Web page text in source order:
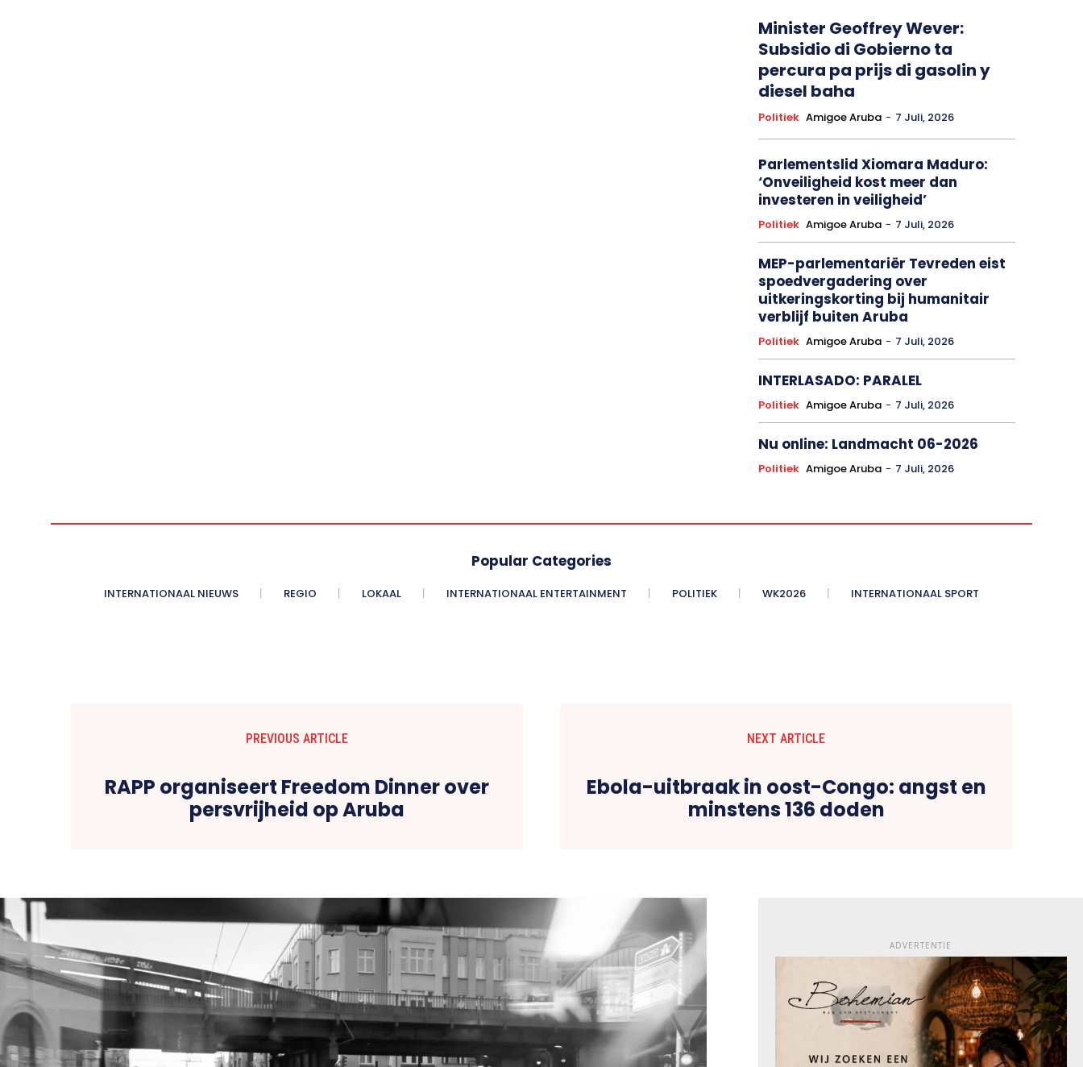
Minister Geoffrey Wever:
Subsidio di Gobierno ta
percura pa prijs di gasolin y
diesel baha
Politiek Amigoe Aruba - 7 Juli, 2026
Parlementslid Xiomara Maduro:
‘Onveiligheid kost meer dan
investeren in veiligheid’
Politiek Amigoe Aruba - 7 Juli, 2026
MEP-parlementariër Tevreden eist
spoedvergadering over
uitkeringskorting bij humanitair
verblijf buiten Aruba
Politiek Amigoe Aruba - 7 Juli, 2026
INTERLASADO: PARALEL
Politiek Amigoe Aruba - 7 Juli, 2026
Nu online: Landmacht 06-2026
Politiek Amigoe Aruba - 7 Juli, 2026
Popular Categories
INTERNATIONAAL NIEUWS REGIO LOKAAL INTERNATIONAAL ENTERTAINMENT POLITIEK WK2026 INTERNATIONAAL SPORT
PREVIOUS ARTICLE
RAPP organiseert Freedom Dinner over
persvrijheid op Aruba
NEXT ARTICLE
Ebola-uitbraak in oost-Congo: angst en
minstens 136 doden